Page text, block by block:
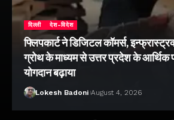
दिल्ली देश-विदेश
फ्लिपकार्ट ने डिजिटल कॉमर्स,
ग्रोथ के माध्यम से उत्तर प्रदेश के आर्थिक
योगदान बढ़ाया
Lokesh Badoni August 4, 2026